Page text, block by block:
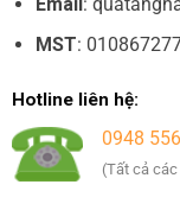
MST:
Hotline liên hệ:
0948
(Tất cả